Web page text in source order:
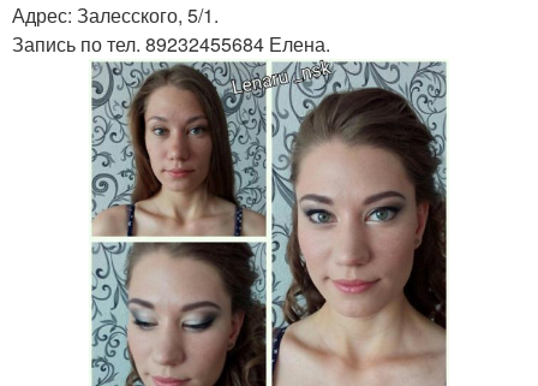
Адрес: Залесского, 5/1.
Запись по тел. 89232455684 Елена.